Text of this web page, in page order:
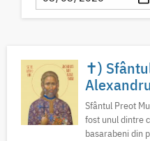
✝)
Sfântul Preot
fost unul dintre
basarabeni din